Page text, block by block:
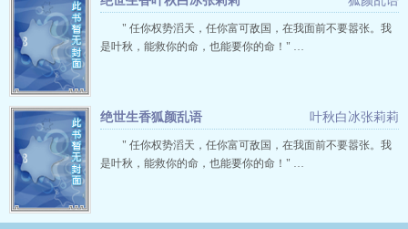
" 任你权势滔天，任你富可敌国，在我面前不要嚣张。我
是叶秋，能救你的命，也能要你的命！" …
叶秋白冰张莉莉
绝世生香狐颜乱语
" 任你权势滔天，任你富可敌国，在我面前不要嚣张。我
是叶秋，能救你的命，也能要你的命！" …